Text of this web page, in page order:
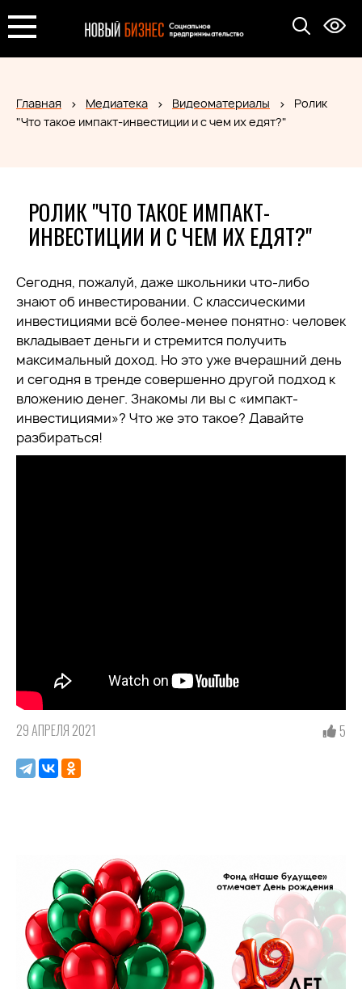
Главная Медиатека Видеоматериалы
Ролик
"Что такое импакт-инвестиции и с чем их едят?"
РОЛИК "ЧТО ТАКОЕ ИМПАКТ-
ИНВЕСТИЦИИ И С ЧЕМ ИХ ЕДЯТ?"
Сегодня, пожалуй, даже школьники что-либо
знают об инвестировании. С классическими
инвестициями всё более-менее понятно: человек
вкладывает деньги и стремится получить
максимальный доход. Но это уже вчерашний день
и сегодня в тренде совершенно другой подход к
вложению денег. Знакомы ли вы с «импакт-
инвестициями»? Что же это такое? Давайте
разбираться!
29 АПРЕЛЯ 2021 5